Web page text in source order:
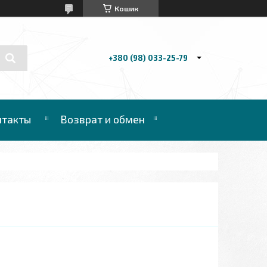
Кошик
+380 (98) 033-25-79
Возврат и обмен